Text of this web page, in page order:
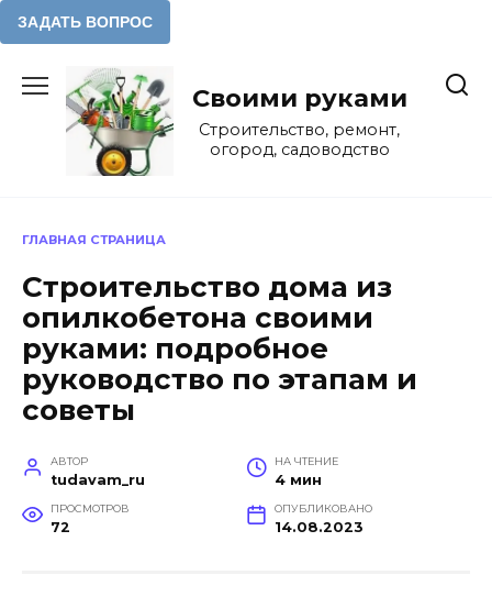
содержанию
Своими руками
Строительство, ремонт,
огород, садоводство
ГЛАВНАЯ СТРАНИЦА
Строительство дома из
опилкобетона своими
руками: подробное
руководство по этапам и
советы
АВТОР
tudavam_ru
НА ЧТЕНИЕ
4 мин
ПРОСМОТРОВ
72
ОПУБЛИКОВАНО
14.08.2023